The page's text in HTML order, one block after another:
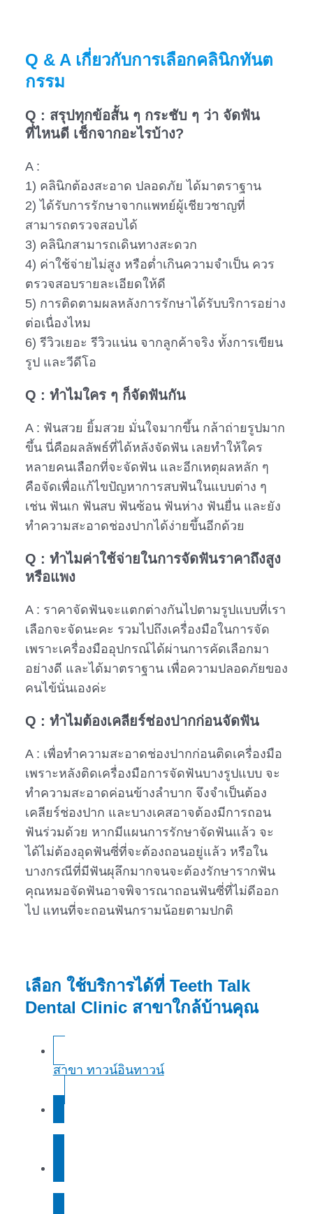
Q & A เกี่ยวกับการเลือกคลินิกทันต
กรรม
Q : สรุปทุกข้อสั้น ๆ กระชับ ๆ ว่า จัดฟัน
ที่ไหนดี เช็กจากอะไรบ้าง?
A :
1) คลินิกต้องสะอาด ปลอดภัย ได้มาตราฐาน
2) ได้รับการรักษาจากแพทย์ผู้เชียวชาญที่
สามารถตรวจสอบได้
3) คลินิกสามารถเดินทางสะดวก
4) ค่าใช้จ่ายไม่สูง หรือต่ำเกินความจำเป็น ควร
ตรวจสอบรายละเอียดให้ดี
5) การติดตามผลหลังการรักษาได้รับบริการอย่าง
ต่อเนื่องไหม
6) รีวิวเยอะ รีวิวแน่น จากลูกค้าจริง ทั้งการเขียน
รูป และวีดีโอ
Q : ทำไมใคร ๆ ก็จัดฟันกัน
A : ฟันสวย ยิ้มสวย มั่นใจมากขึ้น กล้าถ่ายรูปมาก
ขึ้น นี่คือผลลัพธ์ที่ได้หลังจัดฟัน เลยทำให้ใคร
หลายคนเลือกที่จะจัดฟัน และอีกเหตุผลหลัก ๆ
คือจัดเพื่อแก้ไขปัญหาการสบฟันในแบบต่าง ๆ
เช่น ฟันเก ฟันสบ ฟันซ้อน ฟันห่าง ฟันยื่น และยัง
ทำความสะอาดช่องปากได้ง่ายขึ้นอีกด้วย
Q : ทำไมค่าใช้จ่ายในการจัดฟันราคาถึงสูง
หรือแพง
A : ราคาจัดฟันจะแตกต่างกันไปตามรูปแบบที่เรา
เลือกจะจัดนะคะ รวมไปถึงเครื่องมือในการจัด
เพราะเครื่องมืออุปกรณ์ได้ผ่านการคัดเลือกมา
อย่างดี และได้มาตราฐาน เพื่อความปลอดภัยของ
คนไข้นั่นเองค่ะ
Q : ทำไมต้องเคลียร์ช่องปากก่อนจัดฟัน
A : เพื่อทำความสะอาดช่องปากก่อนติดเครื่องมือ
เพราะหลังติดเครื่องมือการจัดฟันบางรูปแบบ จะ
ทำความสะอาดค่อนข้างลำบาก จึงจำเป็นต้อง
เคลียร์ช่องปาก และบางเคสอาจต้องมีการถอน
ฟันร่วมด้วย หากมีแผนการรักษาจัดฟันแล้ว จะ
ได้ไม่ต้องอุดฟันซี่ที่จะต้องถอนอยู่แล้ว หรือใน
บางกรณีที่มีฟันผุลึกมากจนจะต้องรักษารากฟัน
คุณหมอจัดฟันอาจพิจารณาถอนฟันซี่ที่ไม่ดีออก
ไป แทนที่จะถอนฟันกรามน้อยตามปกติ
เลือก ใช้บริการได้ที่ Teeth Talk
Dental Clinic สาขาใกล้บ้านคุณ
สาขา ทาวน์อินทาวน์